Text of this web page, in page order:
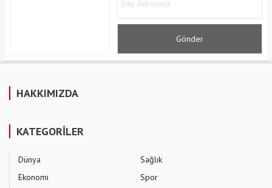
HAKKIMIZDA
KATEGORİLER
Dünya
Ekonomi
Sağlık
Spor